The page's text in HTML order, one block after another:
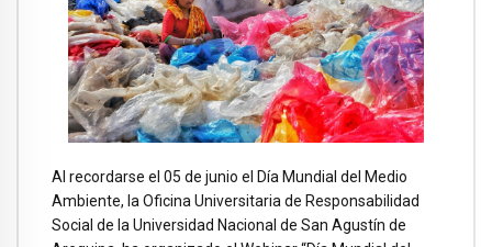
Al recordarse el 05 de junio el Día Mundial del Medio
Ambiente, la Oficina Universitaria de Responsabilidad
Social de la Universidad Nacional de San Agustín de